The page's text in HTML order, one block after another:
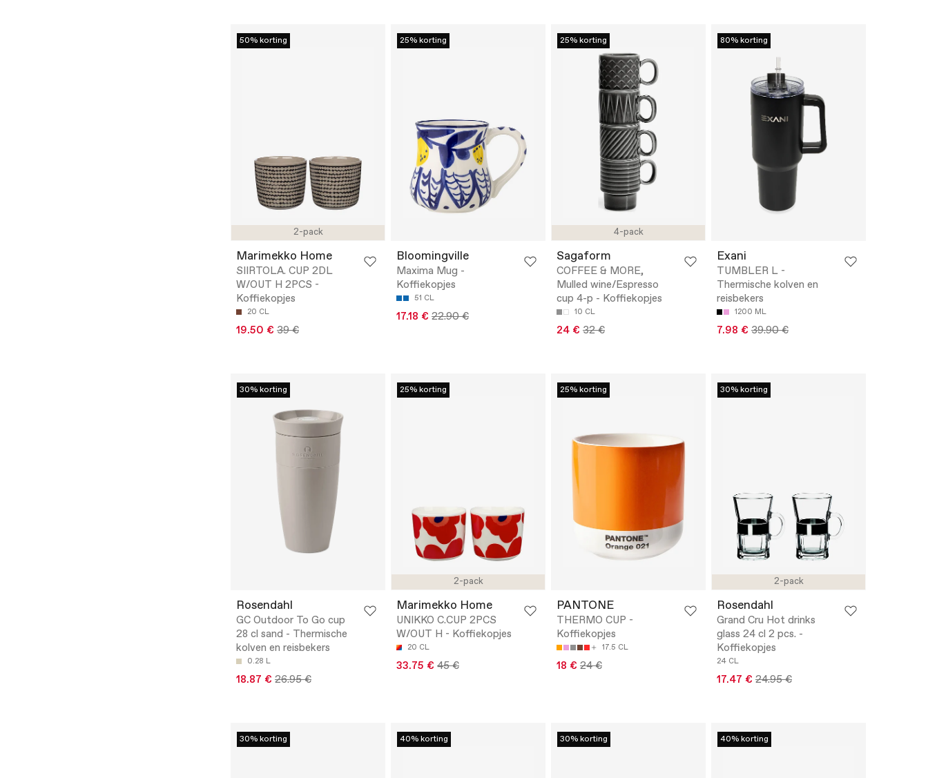
2-pack
50% korting
Marimekko Home
SIIRTOLA. CUP 2DL
W/OUT H 2PCS -
Koffiekopjes
20 CL
19.50 € 39 €
25% korting
Bloomingville
Maxima Mug -
Koffiekopjes
51 CL
17.18 € 22.90 €
4-pack
25% korting
Sagaform
COFFEE & MORE,
Mulled wine/Espresso
cup 4-p - Koffiekopjes
10 CL
24 € 32 €
80% korting
Exani
TUMBLER L -
Thermische kolven en
reisbekers
1200 ML
7.98 € 39.90 €
30% korting
Rosendahl
GC Outdoor To Go cup
28 cl sand - Thermische
kolven en reisbekers
0.28 L
18.87 € 26.95 €
2-pack
25% korting
Marimekko Home
UNIKKO C.CUP 2PCS
W/OUT H - Koffiekopjes
20 CL
33.75 € 45 €
25% korting
PANTONE
THERMO CUP -
Koffiekopjes
17.5 CL
18 € 24 €
2-pack
30% korting
Rosendahl
Grand Cru Hot drinks
glass 24 cl 2 pcs. -
Koffiekopjes
24 CL
17.47 € 24.95 €
30% korting 40% korting 30% korting 40% korting